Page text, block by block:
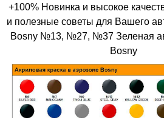
+100% Новинка и высокое
и полезные советы для Вашего
Bosny №13, №27, №37 Зеленая
Bosny